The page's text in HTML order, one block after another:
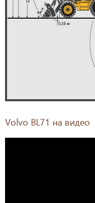
Volvo BL71 на видео